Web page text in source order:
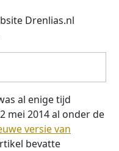
Drenlias.nl
al enige tijd
mei 2014 al onder de
versie van
bevatte